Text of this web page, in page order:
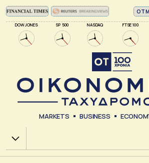
DOW JONES SP 500 NASDAQ FTSE 100
ΟΤ
MARKETS BUSINESS
Χ.Α.